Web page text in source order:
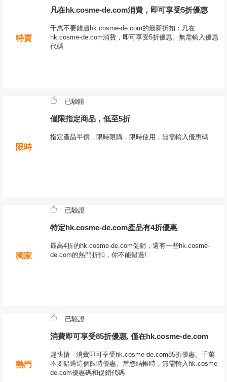
特賣
凡在hk.cosme-de.com消費，即可享受5折優惠
千萬不要錯過hk.cosme-de.com的最新折扣：凡在
hk.cosme-de.com消費，即可享受5折優惠。無需輸入優惠
代碼
限時
已驗證
僅限指定商品，低至5折
指定產品半價，限時限購，限時使用，無需輸入優惠碼
獨家
已驗證
特定hk.cosme-de.com產品有4折優惠
最高4折的hk.cosme-de.com促銷，還有一些hk.cosme-
de.com的熱門折扣，你不能錯過!
熱門
已驗證
消費即可享受85折優惠, 僅在hk.cosme-de.com
趕快搶 - 消費即可享受hk.cosme-de.com85折優惠。千萬
不要錯過這個限時優惠。當您結帳時，無需輸入hk.cosme-
de.com優惠碼和促銷代碼